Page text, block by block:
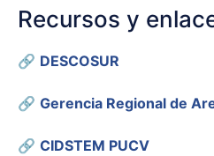
Recursos y
🔗 DESCOSUR
🔗 Gerencia Regional de
🔗 CIDSTEM PUCV